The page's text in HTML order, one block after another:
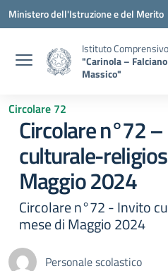
Vai ai contenuti
Vai al menu di navigazione
Vai al footer
Ministero dell'Istruzione e del Merito
Istituto Comprensivo
"Carinola –
Massico"
Circolare 72
Circolare n°72
culturale-
Maggio 2024
Circolare n°72 - Invito
mese di Maggio 2024
Personale scolastico